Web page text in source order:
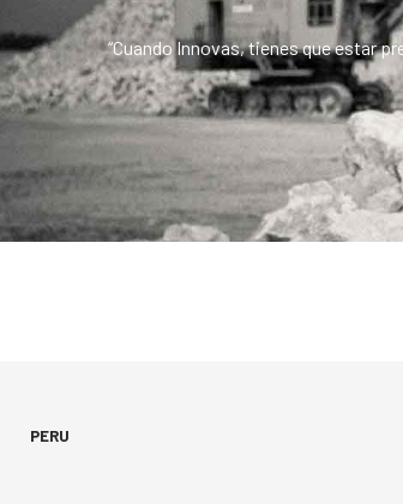
“Cuando Innovas, tienes que estar
PERU